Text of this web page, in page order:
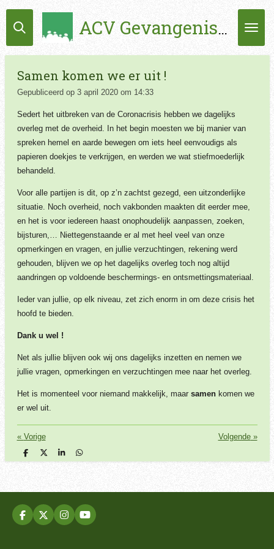
Ga
direct
de
hoofdinhoud
ACV Gevangenissen
Samen komen we er uit !
Gepubliceerd op 3 april 2020 om 14:33
Sedert het uitbreken van de Coronacrisis hebben we dagelijks
overleg met de overheid. In het begin moesten we bij manier van
spreken hemel en aarde bewegen om iets heel eenvoudigs als
papieren doekjes te verkrijgen, en werden we wat stiefmoederlijk
behandeld.
Voor alle partijen is dit, op z’n zachtst gezegd, een uitzonderlijke
situatie. Noch overheid, noch vakbonden maakten dit eerder mee,
en het is voor iedereen haast onophoudelijk aanpassen, zoeken,
bijsturen,… Niettegenstaande er al met heel veel van onze
opmerkingen en vragen, en jullie verzuchtingen, rekening werd
gehouden, blijven we op het dagelijks overleg toch nog altijd
aandringen op voldoende beschermings- en ontsmettingsmateriaal.
Ieder van jullie, op elk niveau, zet zich enorm in om deze crisis het
hoofd te bieden.
Dank u wel !
Net als jullie blijven ook wij ons dagelijks inzetten en nemen we
jullie vragen, opmerkingen en verzuchtingen mee naar het overleg.
Het is momenteel voor niemand makkelijk, maar samenkomen we
er wel uit.
« Vorige Volgende»
D
e
D
e
S
h
D
e
F
a
X
I
n
Y
o